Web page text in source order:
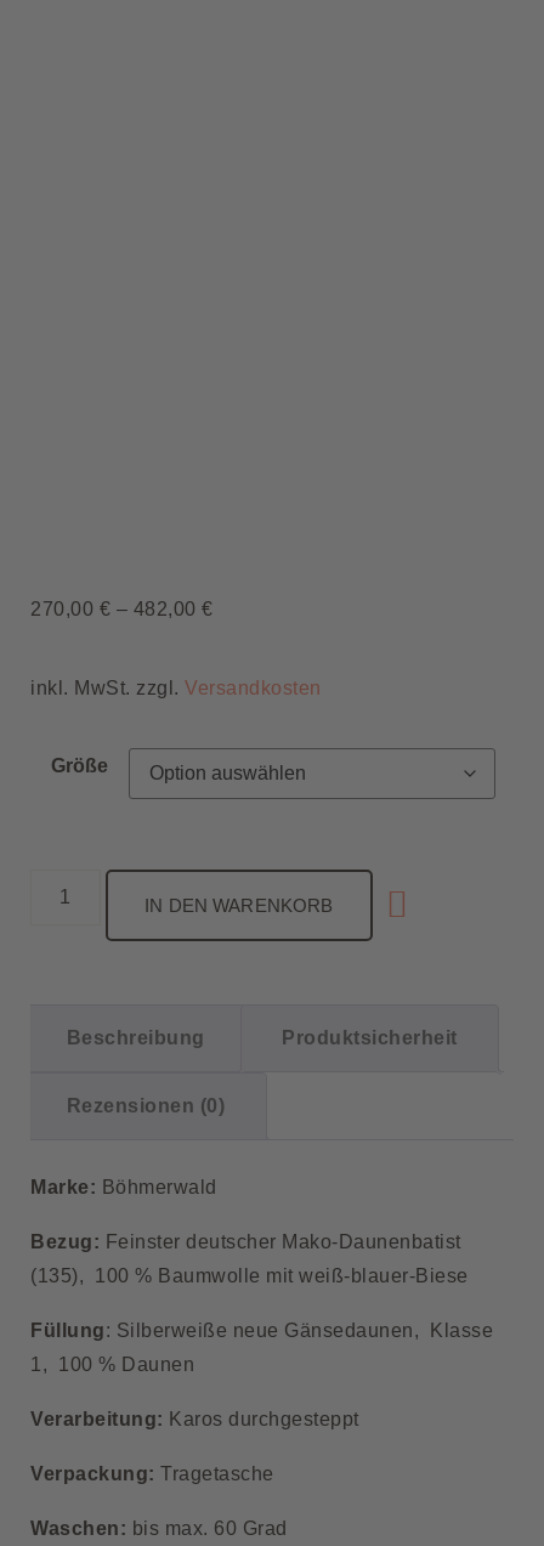
270,00 € – 482,00 €
inkl. MwSt. zzgl. Versandkosten
Größe
IN DEN WARENKORB
Beschreibung Produktsicherheit
Rezensionen (0)
Marke: Böhmerwald
Bezug: Feinster deutscher Mako-Daunenbatist
(135), 100 % Baumwolle mit weiß-blauer-Biese
Füllung: Silberweiße neue Gänsedaunen, Klasse
1, 100 % Daunen
Verarbeitung: Karos durchgesteppt
Verpackung: Tragetasche
Waschen: bis max. 60 Grad